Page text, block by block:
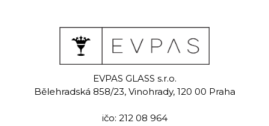
EVPAS GLASS s.r.o.
Bělehradská 858/23, Vinohrady, 120 00 Praha
ičo: 212 08 964